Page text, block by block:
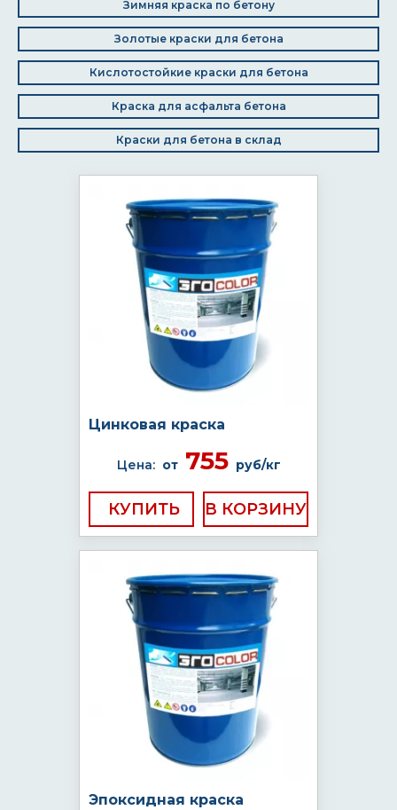
Зимняя краска по бетону
Золотые краски для бетона
Кислотостойкие краски для бетона
Краска для асфальта бетона
Краски для бетона в склад
Цинковая краска
Цена: от755 руб/кг
КУПИТЬ
Эпоксидная краска